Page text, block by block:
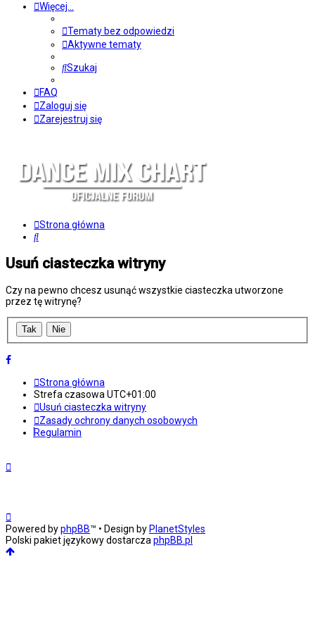
Więcej…
Tematy bez odpowiedzi
Aktywne tematy
Szukaj
FAQ
Zaloguj się
Zarejestruj się
Strona główna
Szukaj
Usuń ciasteczka witryny
Czy na pewno chcesz usunąć wszystkie ciasteczka utworzone
przez tę witrynę?
Strona główna
Strefa czasowaUTC+01:00
Usuń ciasteczka witryny
Zasady ochrony danych osobowych
Regulamin
Powered byphpBB™ • Design by PlanetStyles
Polski pakiet językowy dostarczaphpBB.pl